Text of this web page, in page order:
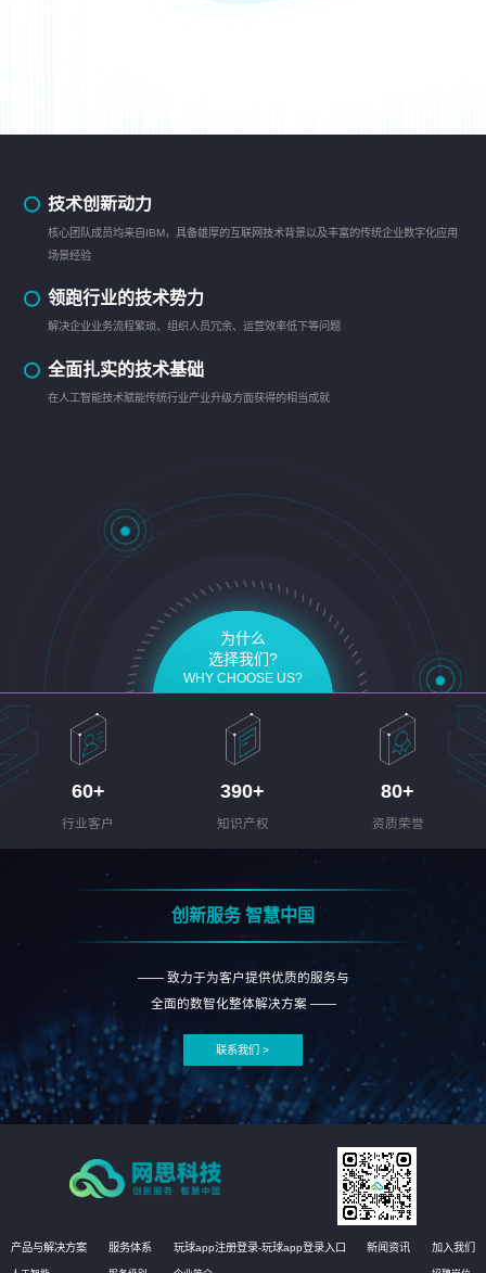
技术创新动力
核心团队成员均来自IBM，具备雄厚的互联网技术背景以及丰富的传统企业数字化应用
场景经验
领跑行业的技术势力
解决企业业务流程繁琐、组织人员冗余、运营效率低下等问题
全面扎实的技术基础
在人工智能技术赋能传统行业产业升级方面获得的相当成就
为什么
选择我们?
WHY CHOOSE US?
60+
行业客户
390+
知识产权
80+
资质荣誉
创新服务 智慧中国
—— 致力于为客户提供优质的服务与
全面的数智化整体解决方案 ——
联系我们 >
产品与解决方案 服务体系 玩球app注册登录-玩球app登录入口 新闻资讯 加入我们